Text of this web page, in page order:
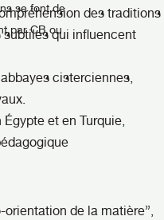
se font de
par CB ou
des traditions
subtiles qui influencent
cisterciennes,
et en Turquie,
de la matière”,